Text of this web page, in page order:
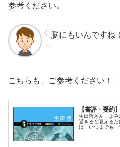
参考ください。
脳にもいんですね！
こちらも、ご参考ください！
【書評・要約
生田哲さん よみ
過ぎると衰える
は いつまでも